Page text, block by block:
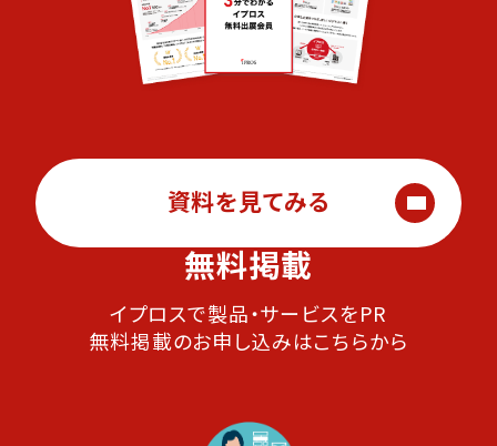
資料を見てみる
無料掲載
イプロスで製品・サービスをPR
無料掲載のお申し込みはこちらから